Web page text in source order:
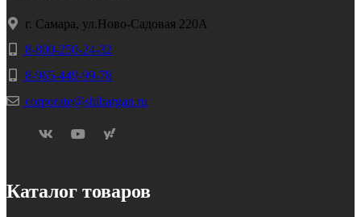
г. Самара, ул.Ново-Садовая 220А
8-800-250-24-32
8-965-449-99-78
corporate@shibargan.ru
Каталог товаров